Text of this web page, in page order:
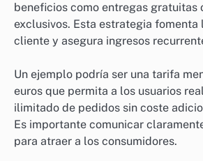
beneficios como entregas gratuitas
exclusivos. Esta estrategia fomenta
cliente y asegura ingresos
Un ejemplo podría ser una tarifa
euros que permita a los usuarios
ilimitado de pedidos sin coste
Es importante comunicar
para atraer a los consumidores.